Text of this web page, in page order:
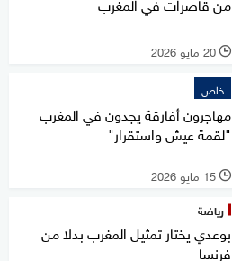
l 20 مايو 2026
خاص
مهاجرون أفارقة يجدون في المغرب
"لقمة عيش واستقرار"
l 15 مايو 2026
رياضة
بوعدي يختار تمثيل المغرب بدلا من
فرنسا